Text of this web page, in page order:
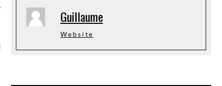
KARMA –
ANNIVERSAIRE
Guillaume
Website